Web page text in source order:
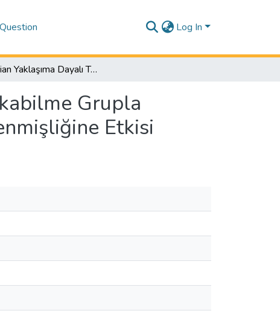
Log In
Adlerian Yaklaşıma Dayalı Tükenmişlik ile Başa Çıkabilme Grupla Psikolojik Danışma Programı’nın Öğrencilerin Tükenmişliğine Etkisi
Grupla
Etkisi